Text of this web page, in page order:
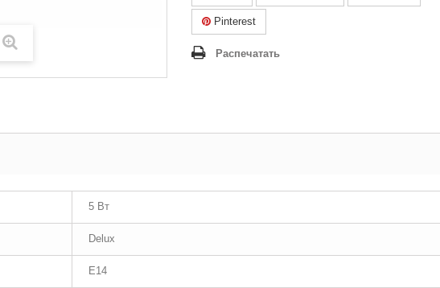
Pinterest
Распечатать
5 Вт
Delux
E14